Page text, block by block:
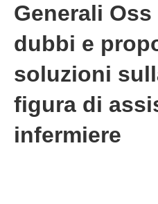
Generali
dubbi e
soluzioni
figura di
infermiere